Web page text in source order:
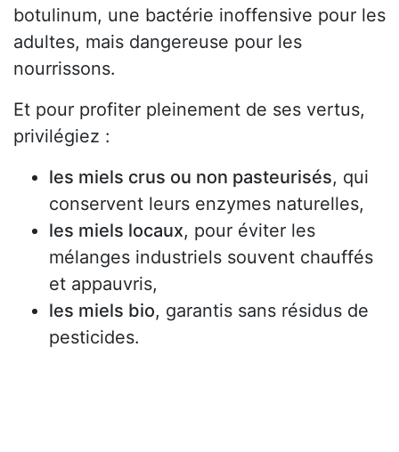
botulinum, une bactérie inoffensive pour les
adultes, mais dangereuse pour les
nourrissons.
Et pour profiter pleinement de ses vertus,
privilégiez :
les miels crus ou non pasteurisés, qui
conservent leurs enzymes naturelles,
les miels locaux, pour éviter les
mélanges industriels souvent chauffés
et appauvris,
les miels bio, garantis sans résidus de
pesticides.